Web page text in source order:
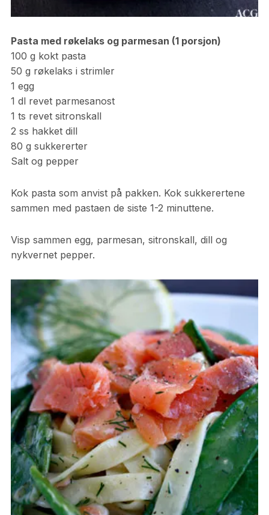
Pasta med røkelaks og parmesan (1 porsjon)
100 g kokt pasta
50 g røkelaks i strimler
1 egg
1 dl revet parmesanost
1 ts revet sitronskall
2 ss hakket dill
80 g sukkererter
Salt og pepper
Kok pasta som anvist på pakken. Kok sukkerertene
sammen med pastaen de siste 1-2 minuttene.
Visp sammen egg, parmesan, sitronskall, dill og
nykvernet pepper.